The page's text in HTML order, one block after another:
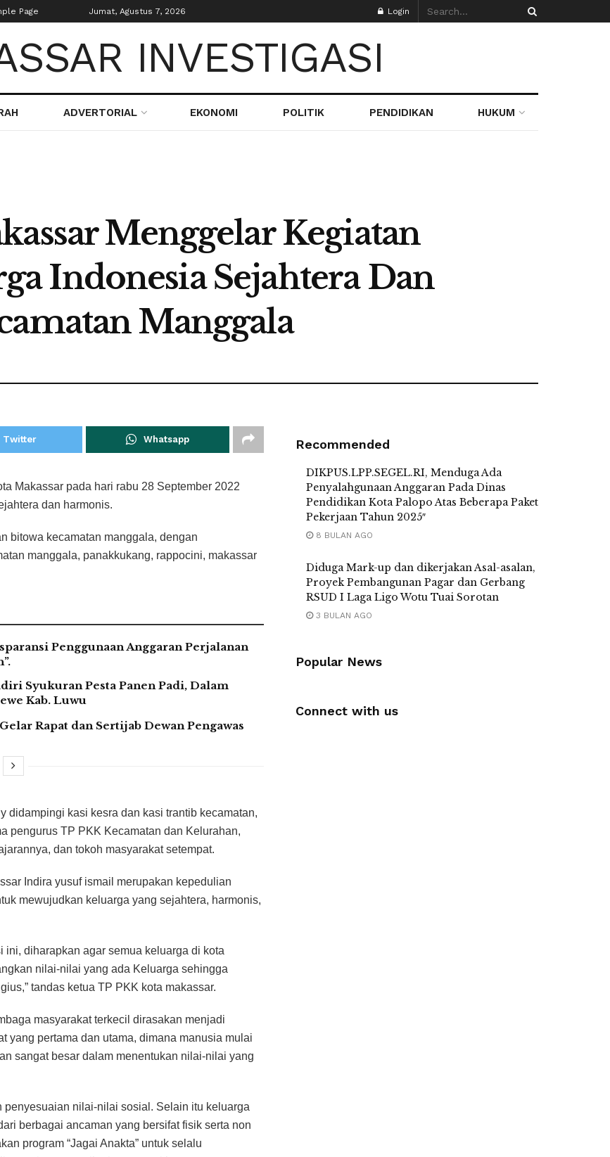
Page Jumat, Agustus 7, 2026 Login
ADVERTORIAL EKONOMI POLITIK PENDIDIKAN HUKUM
Menggelar Kegiatan
Indonesia Sejahtera Dan
Manggala
Twitter Whatsapp
Makassar pada hari rabu 28 September 2022
dan harmonis.
bitowa kecamatan manggala, dengan
manggala, panakkukang, rappocini, makassar
Penggunaan Anggaran Perjalanan
Syukuran Pesta Panen Padi, Dalam
Kab. Luwu
Rapat dan Sertijab Dewan Pengawas
didampingi kasi kesra dan kasi trantib kecamatan,
pengurus TP PKK Kecamatan dan Kelurahan,
dan tokoh masyarakat setempat.
Indira yusuf ismail merupakan kepedulian
mewujudkan keluarga yang sejahtera, harmonis,
diharapkan agar semua keluarga di kota
nilai-nilai yang ada Keluarga sehingga
tandas ketua TP PKK kota makassar.
masyarakat terkecil dirasakan menjadi
yang pertama dan utama, dimana manusia mulai
sangat besar dalam menentukan nilai-nilai yang
nilai-nilai sosial. Selain itu keluarga
berbagai ancaman yang bersifat fisik serta non
program “Jagai Anakta” untuk selalu
Recommended
DIKPUS.LPP.SEGEL.RI, Menduga Ada
Penyalahgunaan Anggaran Pada Dinas
Pendidikan Kota Palopo Atas Beberapa Paket
Pekerjaan Tahun 2025″
8 BULAN AGO
Diduga Mark-up dan dikerjakan Asal-asalan,
Proyek Pembangunan Pagar dan Gerbang
RSUD I Laga Ligo Wotu Tuai Sorotan
3 BULAN AGO
Popular News
Connect with us